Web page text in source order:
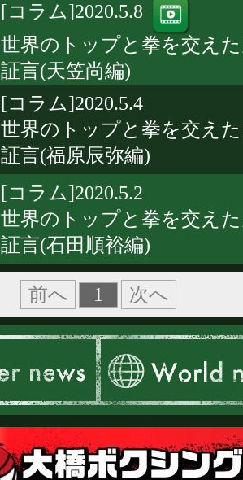
[コラム]2020.5.8
世界のトップと拳を交え
証言(天笠尚編)
[コラム]2020.5.4
世界のトップと拳を交え
証言(福原辰弥編)
[コラム]2020.5.2
世界のトップと拳を交え
証言(石田順裕編)
前へ 1 次へ